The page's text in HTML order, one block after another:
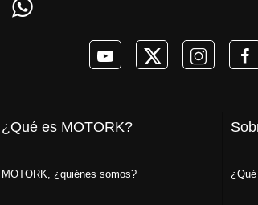
¿Qué es MOTORK?
MOTORK, ¿quiénes somos?